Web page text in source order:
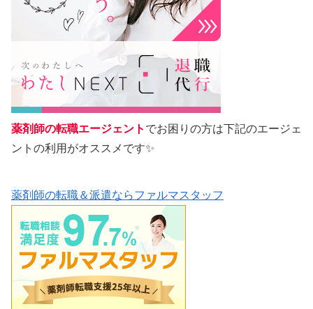
薬剤師の転職エージェント でお困りの方は下記のエージェ
ントの利用がオススメです✨
薬剤師の転職＆派遣ならファルマスタッフ